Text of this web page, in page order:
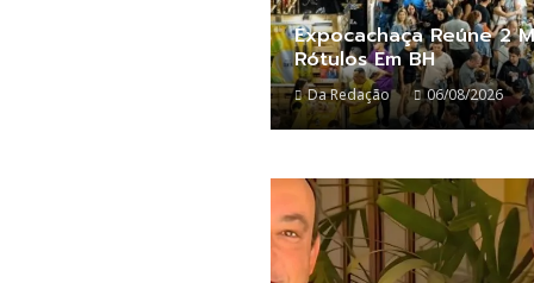
Expocachaça Reúne 2
Rótulos Em BH
Da Redação 06/08/2026